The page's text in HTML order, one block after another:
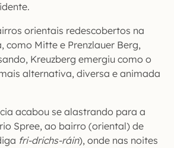
orientais redescobertos na
como Mitte e Prenzlauer Berg,
Kreuzberg emergiu como o
alternativa, diversa e animada
acabou se alastrando para a
Spree, ao bairro (oriental) de
fri-drichs-ráin), onde nas noites